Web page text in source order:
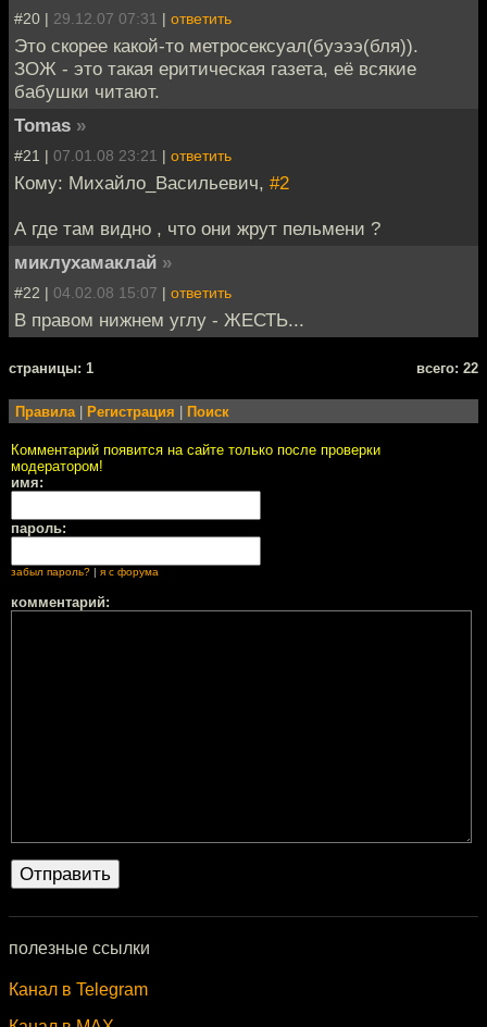
#20 | 29.12.07 07:31 | ответить
Это скорее какой-то метросексуал(буэээ(бля)).
ЗОЖ - это такая еритическая газета, её всякие
бабушки читают.
Tomas »
#21 | 07.01.08 23:21 | ответить
Кому: Михайло_Васильевич, #2
А где там видно , что они жрут пельмени ?
миклухамаклай »
#22 | 04.02.08 15:07 | ответить
В правом нижнем углу - ЖЕСТЬ...
cтраницы: 1 всего: 22
Правила| Регистрация Поиск
Комментарий появится на сайте только после проверки
модератором!
имя:
пароль:
забыл пароль? | я с форума
комментарий:
полезные ссылки
Канал в Telegram